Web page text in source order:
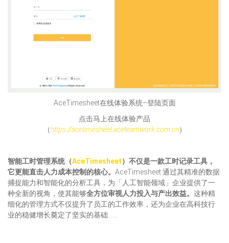
AceTimesheet在线体验系统–登陆页面
点击马上在线体验产品
（https://acetimesheet.aceteamwork.com.cn）
智能工时管理系统（AceTimesheet）不仅是一款工时记录工具，
它更能直击人力成本控制的核心。 AceTimesheet 通过其精准的数据
捕捉能力和智能化的分析工具，为「人工智能领域」企业提供了一
种全新的视角，使其能够全方位审视人力投入与产出效益。 这种精
细化的管理方式不仅提升了员工的工作效率，还为企业在高科技行
业的稳健增长奠定了坚实的基础……